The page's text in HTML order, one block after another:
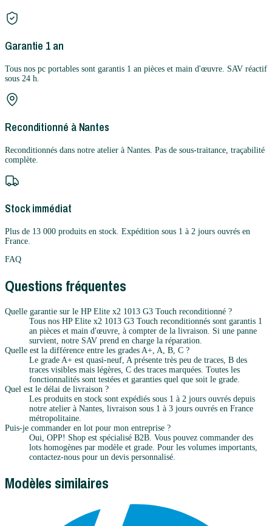
Garantie 1 an
Tous nos pc portables sont garantis 1 an pièces et main d'œuvre. SAV réactif
sous 24 h.
Reconditionné à Nantes
Reconditionnés dans notre atelier à Nantes. Pas de sous-traitance, traçabilité
complète.
Stock immédiat
Plus de 13 000 produits en stock. Expédition sous 1 à 2 jours ouvrés en
France.
FAQ
Questions fréquentes
Quelle garantie sur le HP Elite x2 1013 G3 Touch reconditionné ?
Tous nos HP Elite x2 1013 G3 Touch reconditionnés sont garantis 1
an pièces et main d'œuvre, à compter de la livraison. Si une panne
survient, notre SAV prend en charge la réparation.
Quelle est la différence entre les grades A+, A, B, C ?
Le grade A+ est quasi-neuf, A présente très peu de traces, B des
traces visibles mais légères, C des traces marquées. Toutes les
fonctionnalités sont testées et garanties quel que soit le grade.
Quel est le délai de livraison ?
Les produits en stock sont expédiés sous 1 à 2 jours ouvrés depuis
notre atelier à Nantes, livraison sous 1 à 3 jours ouvrés en France
métropolitaine.
Puis-je commander en lot pour mon entreprise ?
Oui, OPP! Shop est spécialisé B2B. Vous pouvez commander des
lots homogènes par modèle et grade. Pour les volumes importants,
contactez-nous pour un devis personnalisé.
Modèles similaires